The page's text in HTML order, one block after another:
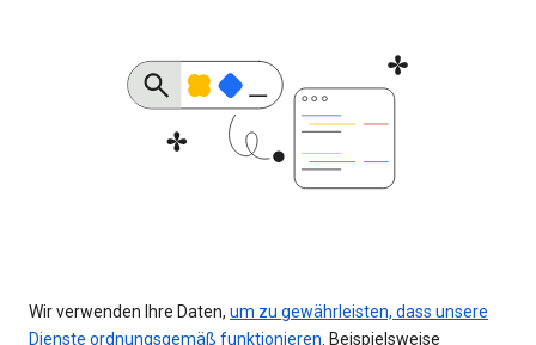
Wir verwenden Ihre Daten, um zu gewährleisten, dass unsere
Dienste ordnungsgemäß funktionieren . Beispielsweise